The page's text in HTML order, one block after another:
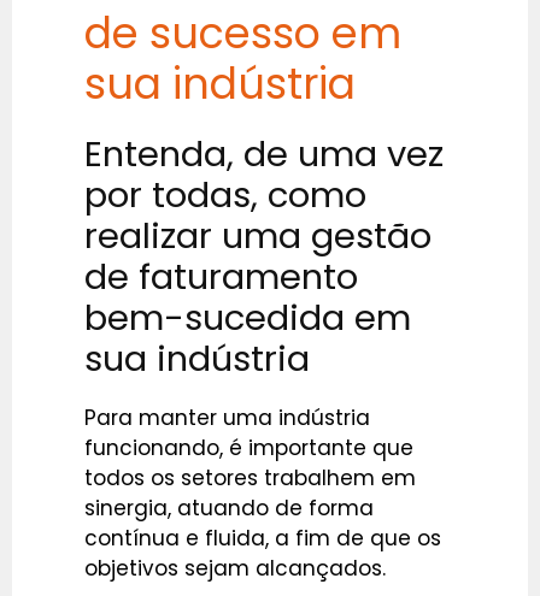
de sucesso em
sua indústria
Entenda, de uma vez
por todas, como
realizar uma gestão
de faturamento
bem-sucedida em
sua indústria
Para manter uma indústria
funcionando, é importante que
todos os setores trabalhem em
sinergia, atuando de forma
contínua e fluida, a fim de que os
objetivos sejam alcançados.